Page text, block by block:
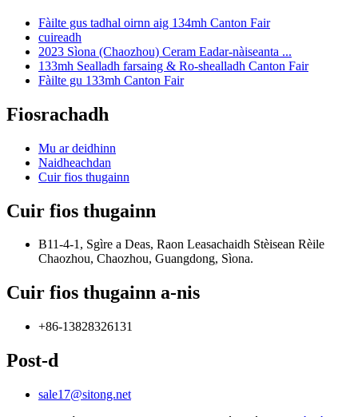
Fàilte gus tadhal oirnn aig 134mh Canton Fair
cuireadh
2023 Sìona (Chaozhou) Ceram Eadar-nàiseanta ...
133mh Sealladh farsaing & Ro-shealladh Canton Fair
Fàilte gu 133mh Canton Fair
Fiosrachadh
Mu ar deidhinn
Naidheachdan
Cuir fios thugainn
Cuir fios thugainn
B11-4-1, Sgìre a Deas, Raon Leasachaidh Stèisean Rèile
Chaozhou, Chaozhou, Guangdong, Sìona.
Cuir fios thugainn a-nis
+86-13828326131
Post-d
sale17@sitong.net